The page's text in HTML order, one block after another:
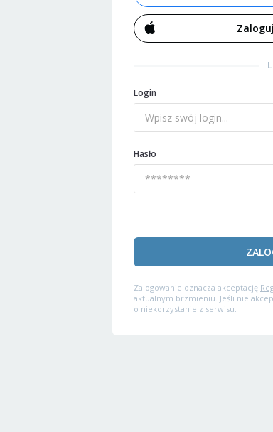
Login
Hasło
Zalogowanie oznacza akceptację
aktualnym brzmieniu. Jeśli nie
o niekorzystanie z serwisu.